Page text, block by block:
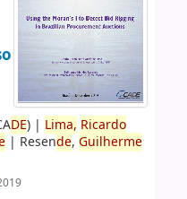
DE)| Lima, Ricardo
| Resende, Guilherme